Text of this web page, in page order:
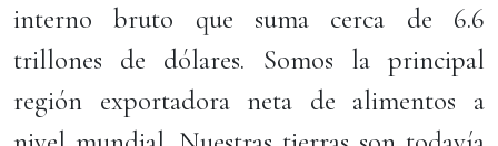
interno bruto que suma cerca de 6.6
trillones de dólares. Somos la principal
región exportadora neta de alimentos a